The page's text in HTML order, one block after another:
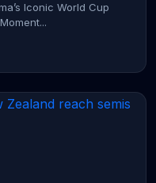
Iconic World Cup